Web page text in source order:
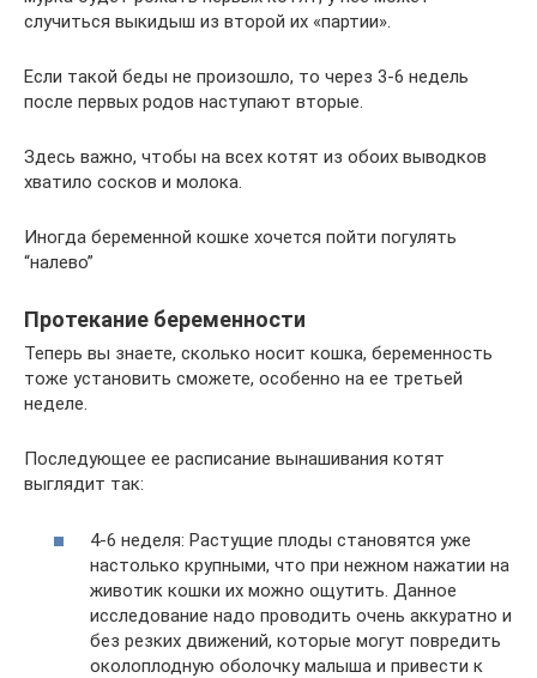
случиться выкидыш из второй их «партии».
Если такой беды не произошло, то через 3-6 недель
после первых родов наступают вторые.
Здесь важно, чтобы на всех котят из обоих выводков
хватило сосков и молока.
Иногда беременной кошке хочется пойти погулять
“налево”
Протекание беременности
Теперь вы знаете, сколько носит кошка, беременность
тоже установить сможете, особенно на ее третьей
неделе.
Последующее ее расписание вынашивания котят
выглядит так:
4-6 неделя: Растущие плоды становятся уже
настолько крупными, что при нежном нажатии на
животик кошки их можно ощутить. Данное
исследование надо проводить очень аккуратно и
без резких движений, которые могут повредить
околоплодную оболочку малыша и привести к